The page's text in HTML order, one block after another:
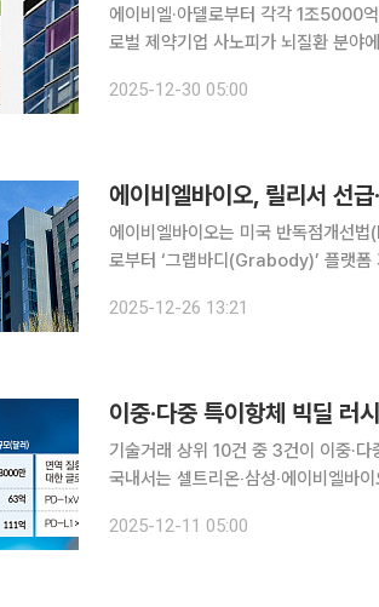
에이비엘·아델로부터 각각 1조5000억
로벌 제약기업 사노피가 뇌질환 분야
기존 접근법의 한계를 인식하면서 차
2025-12-30 05:00
에이비엘바이오, 릴리서 선
에이비엘바이오는 미국 반독점개선
로부터 ‘그랩바디(Grabody)’ 플랫
는 지난달 12일과 14일 릴리와 계약
2025-12-26 13:21
이중·다중 특이항체 빅딜 러
기술거래 상위 10건 중 3건이 이중·
국내서는 셀트리온‧삼성‧에이비엘바이오 등이 개발 글로벌 바이오 기술
플랫폼이 향후 연구개발(R&D) 패러
2025-12-11 05:00